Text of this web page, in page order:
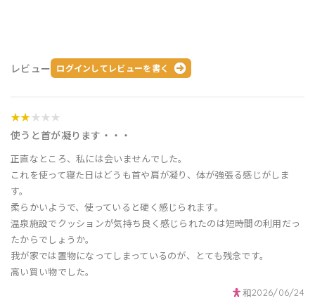
レビュー ログインしてレビューを書く
使うと首が凝ります・・・
★★★★★
正直なところ、私には会いませんでした。
これを使って寝た日はどうも首や肩が凝り、体が強張る感じがしま
す。
柔らかいようで、使っていると硬く感じられます。
温泉施設でクッションが気持ち良く感じられたのは短時間の利用だっ
たからでしょうか。
我が家では置物になってしまっているのが、とても残念です。
高い買い物でした。
和2026/06/24